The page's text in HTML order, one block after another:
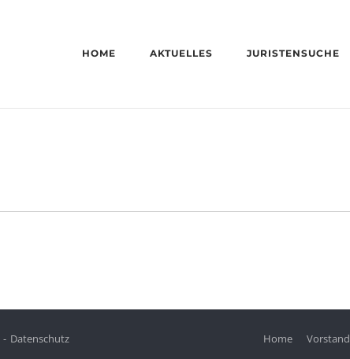
HOME AKTUELLES JURISTENSUCHE
Datenschutz Home Vorstand